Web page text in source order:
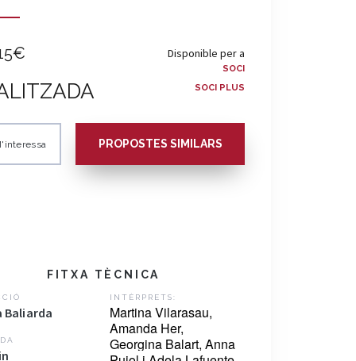
Disponible per a
SOCI
SOCI PLUS
PROPOSTES SIMILARS
FITXA TÈCNICA
Baliarda
INTÈRPRETS:
Martina Vilarasau,
Amanda Her,
Georgina Balart, Anna